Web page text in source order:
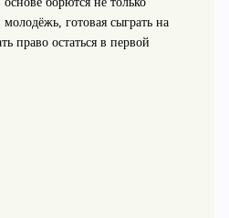
готовая сыграть на
право остаться в первой